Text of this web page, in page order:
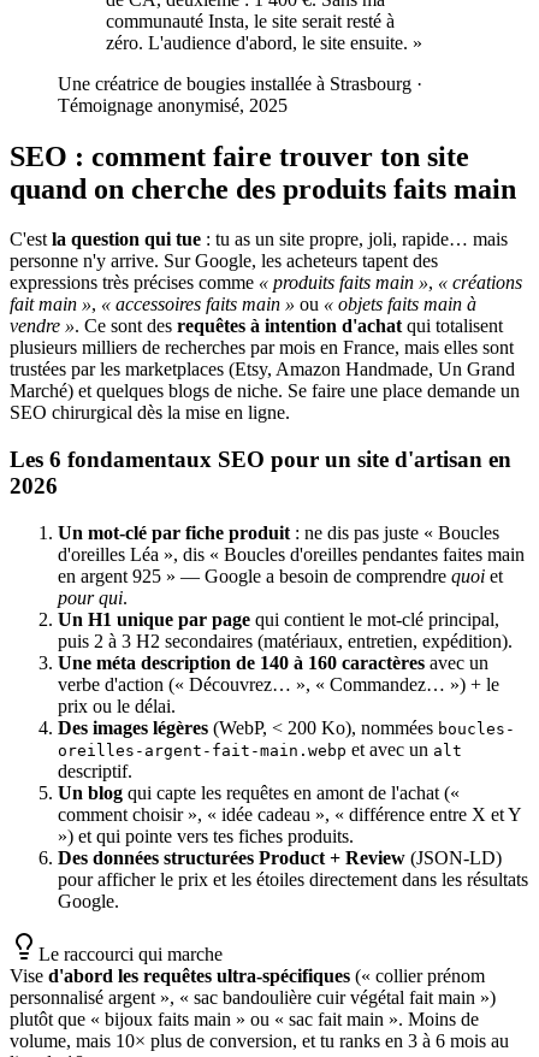
communauté Insta, le site serait resté à
zéro. L'audience d'abord, le site ensuite. »
Une créatrice de bougies installée à Strasbourg ·
Témoignage anonymisé, 2025
SEO : comment faire trouver ton site
quand on cherche des produits faits main
C'estla question qui tue : tu as un site propre, joli, rapide… mais
personne n'y arrive. Sur Google, les acheteurs tapent des
expressions très précises comme « produits faits main », « créations
fait main », « accessoires faits main » ou « objets faits main à
vendre ». Ce sont des requêtes à intention d'achatqui totalisent
plusieurs milliers de recherches par mois en France, mais elles sont
trustées par les marketplaces (Etsy, Amazon Handmade, Un Grand
Marché) et quelques blogs de niche. Se faire une place demande un
SEO chirurgical dès la mise en ligne.
Les 6 fondamentaux SEO pour un site d'artisan en
2026
Un mot-clé par fiche produit : ne dis pas juste « Boucles
d'oreilles Léa », dis « Boucles d'oreilles pendantes faites main
en argent 925 » — Google a besoin de comprendre quoi et
pour qui.
Un H1 unique par page qui contient le mot-clé principal,
puis 2 à 3 H2 secondaires (matériaux, entretien, expédition).
Une méta description de 140 à 160 caractères avec un
verbe d'action (« Découvrez… », « Commandez… ») + le
prix ou le délai.
Des images légères (WebP, < 200 Ko), nommées boucles-
oreilles-argent-fait-main.webp et avec un alt
descriptif.
Un blog qui capte les requêtes en amont de l'achat («
comment choisir », « idée cadeau », « différence entre X et Y
») et qui pointe vers tes fiches produits.
Des données structurées Product + Review (JSON-LD)
pour afficher le prix et les étoiles directement dans les résultats
Google.
Le raccourci qui marche
Vise d'abord les requêtes ultra-spécifiques (« collier prénom
personnalisé argent », « sac bandoulière cuir végétal fait main »)
plutôt que « bijoux faits main » ou « sac fait main ». Moins de
volume, mais 10× plus de conversion, et tu ranks en 3 à 6 mois au